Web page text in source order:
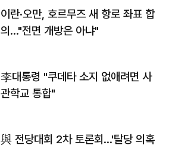
이란·오만, 호르무즈 새 항로 좌표 합
의…"전면 개방은 아냐"
李대통령 "쿠데타 소지 없애려면 사
관학교 통합"
與 전당대회 2차 토론회…'탈당 의혹